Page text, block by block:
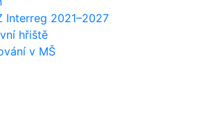
Interreg 2021–2027
hřiště
v MŠ